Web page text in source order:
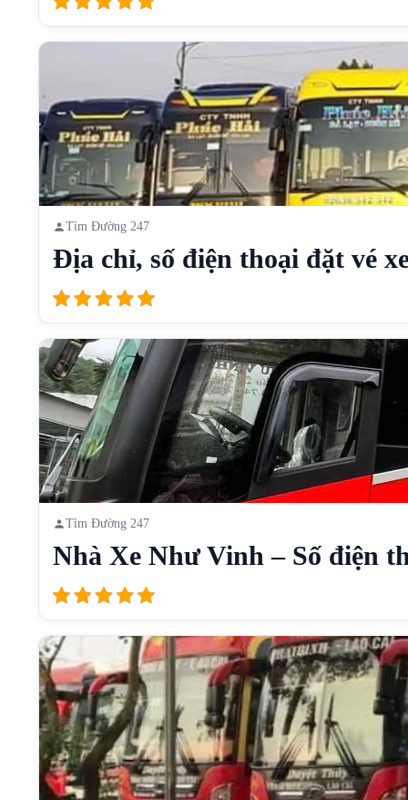
Tìm Đường 247
Địa chỉ, số điện thoại đặt vé
Tìm Đường 247
Nhà Xe Như Vinh – Số điện